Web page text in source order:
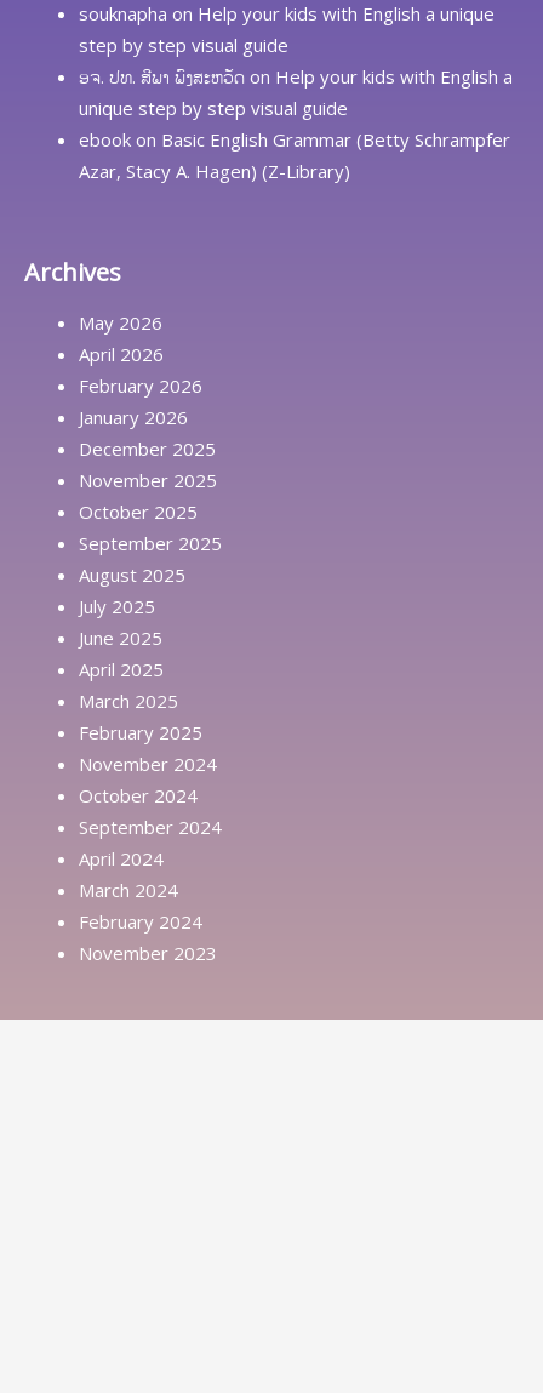
souknapha on Help your kids with English a unique
step by step visual guide
ອຈ. ປທ. ສີພາ ພົງສະຫວັດ on Help your kids with English a
unique step by step visual guide
ebook on Basic English Grammar (Betty Schrampfer
Azar, Stacy A. Hagen) (Z-Library)
Archives
May 2026
April 2026
February 2026
January 2026
December 2025
November 2025
October 2025
September 2025
August 2025
July 2025
June 2025
April 2025
March 2025
February 2025
November 2024
October 2024
September 2024
April 2024
March 2024
February 2024
November 2023